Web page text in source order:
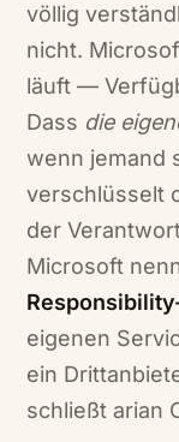
völlig
nicht.
läuft —
Dass die
wenn jemand
verschlüsselt
der
Microsoft
eigenen
ein
schließt arian